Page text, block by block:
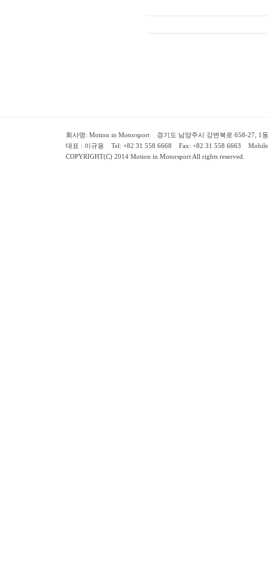
회사명: Motion in Motorsport 경기도 남양주시 강변북로 658-27, 1동
대표 : 이규용 Tel: +82 31 558 6668 Fax: +82 31 558 6663
COPYRIGHT(C) 2014 Motion in Motorsport All rights reserved.